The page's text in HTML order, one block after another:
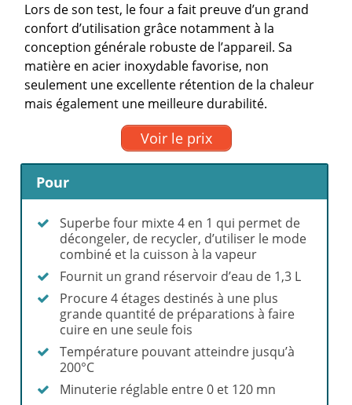
Lors de son test, le four a fait preuve d’un grand
confort d’utilisation grâce notamment à la
conception générale robuste de l’appareil. Sa
matière en acier inoxydable favorise, non
seulement une excellente rétention de la chaleur
mais également une meilleure durabilité.
Voir le prix
Pour
Superbe four mixte 4 en 1 qui permet de
décongeler, de recycler, d’utiliser le mode
combiné et la cuisson à la vapeur
Fournit un grand réservoir d’eau de 1,3 L
Procure 4 étages destinés à une plus
grande quantité de préparations à faire
cuire en une seule fois
Température pouvant atteindre jusqu’à
200°C
Minuterie réglable entre 0 et 120 mn